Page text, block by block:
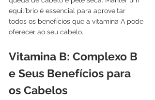
equilíbrio é essencial para aproveitar
todos os benefícios que a vitamina A pode
oferecer ao seu cabelo.
Vitamina B: Complexo B
e Seus Benefícios para
os Cabelos